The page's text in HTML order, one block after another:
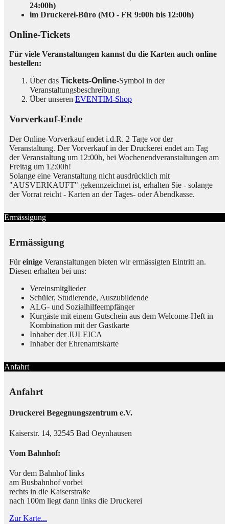
24:00h)
im Druckerei-Büro (MO - FR 9:00h bis 12:00h)
Online-Tickets
Für viele Veranstaltungen kannst du die Karten auch online
bestellen:
Über das Tickets-Online-Symbol in der
Veranstaltungsbeschreibung
Über unseren EVENTIM-Shop
Vorverkauf-Ende
Der Online-Vorverkauf endet i.d.R. 2 Tage vor der
Veranstaltung. Der Vorverkauf in der Druckerei endet am Tag
der Veranstaltung um 12:00h, bei Wochenendveranstaltungen am
Freitag um 12:00h!
Solange eine Veranstaltung nicht ausdrücklich mit
"AUSVERKAUFT" gekennzeichnet ist, erhalten Sie - solange
der Vorrat reicht - Karten an der Tages- oder Abendkasse.
Ermässigung
Ermässigung
Füreinige Veranstaltungen bieten wir ermässigten Eintritt an.
Diesen erhalten bei uns:
Vereinsmitglieder
Schüler, Studierende, Auszubildende
ALG- und Sozialhilfeempfänger
Kurgäste mit einem Gutschein aus dem Welcome-Heft in
Kombination mit der Gastkarte
Inhaber der JULEICA
Inhaber der Ehrenamtskarte
Anfahrt
Anfahrt
Druckerei Begegnungszentrum e.V.
Kaiserstr. 14, 32545 Bad Oeynhausen
Vom Bahnhof:
Vor dem Bahnhof links
am Busbahnhof vorbei
rechts in die Kaiserstraße
nach 100m liegt dann links die Druckerei
Zur Karte...